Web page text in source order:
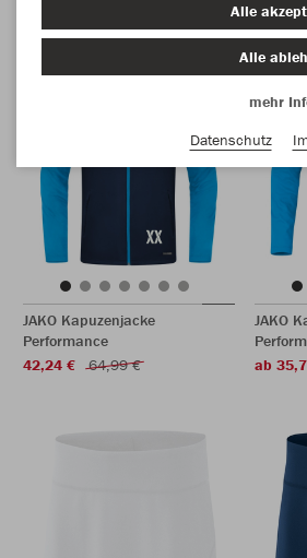
JAKO Kapuzenjacke
Performance
42,24 €
64,99 €
JAKO
ab
Alle
Alle
mehr
Datenschutz